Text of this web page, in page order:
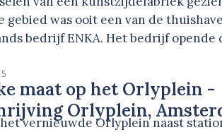
gebied was ooit een van de
bedrijf ENKA. Het bedrijf opende
maat op het Orlyplein -
Orlyplein,
het vernieuwde Orlyplein naast